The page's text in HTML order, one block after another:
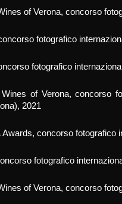
of Verona,concorso
fotografico
fotografico
of Verona, concorso
2021
Awards, concorso fotografico
fotografico
of Verona, concorso